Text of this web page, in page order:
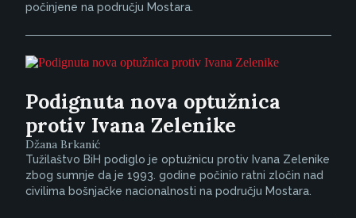
počinjene na području Mostara.
Podignuta nova optužnica
protiv Ivana Zelenike
Džana Brkanić
Tužilaštvo BiH podiglo je optužnicu protiv Ivana Zelenike
zbog sumnje da je 1993. godine počinio ratni zločin nad
civilima bošnjačke nacionalnosti na području Mostara.